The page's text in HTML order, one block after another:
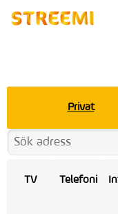
Privat
TV Telefoni